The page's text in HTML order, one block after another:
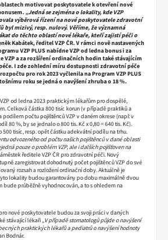
motivovat poskytovatele k otevření nové
„Jedná se zejména o lokality, kde VZP
výběrová řízení na nové poskytovatele zdravotní
byl mizivý, resp. nulový. Věříme, že významná
do těchto oblastí nové lékaře, kteří zajistí péči o
Kabátek, ředitel VZP ČR. V rámci nově nastavených
VZP PLUS nabídne VZP od ledna bonus i za
VZP a za rozšíření ordinačních hodin také stávajícím
I zde zohlední míru dostupnosti zdravotní péče
pro rok 2023 vyčlenila na Program VZP PLUS
roku se jedná o navýšení zhruba o 18 %.
od ledna 2023 praktickým lékařům pro dospělé,
Celková částka 800 tisíc korun (v případě praktiků a
počtu pojištěnců VZP v daném okrese (např. v
80 %, by se jednalo o 800 tis. Kč x 0,80 = 640 tis. Kč).
tisíc, resp. opět částku adekvátní podílu na trhu.
odvozeného od počtu našich pojištěnců v dané oblasti
pouze o problém VZP, ale i dalších pojišťoven na
ředitele VZP ČR pro zdravotní péči. Nový
zaregistrovat dohodnutý počet pojištěnců VZP do své
rozsah a rozložení ordinační doby. Aktuálně je
lokality budou garantovány po dobu maximálně dvou
bude průběžně vyhodnocován, a to s ohledem na
nové poskytovatele budou za svoji práci v daných
stávající lékaři „V případě stomatologů půjde o navýšení
praktických lékařů a pediatrů o navýšení hodnoty
Bodnár.